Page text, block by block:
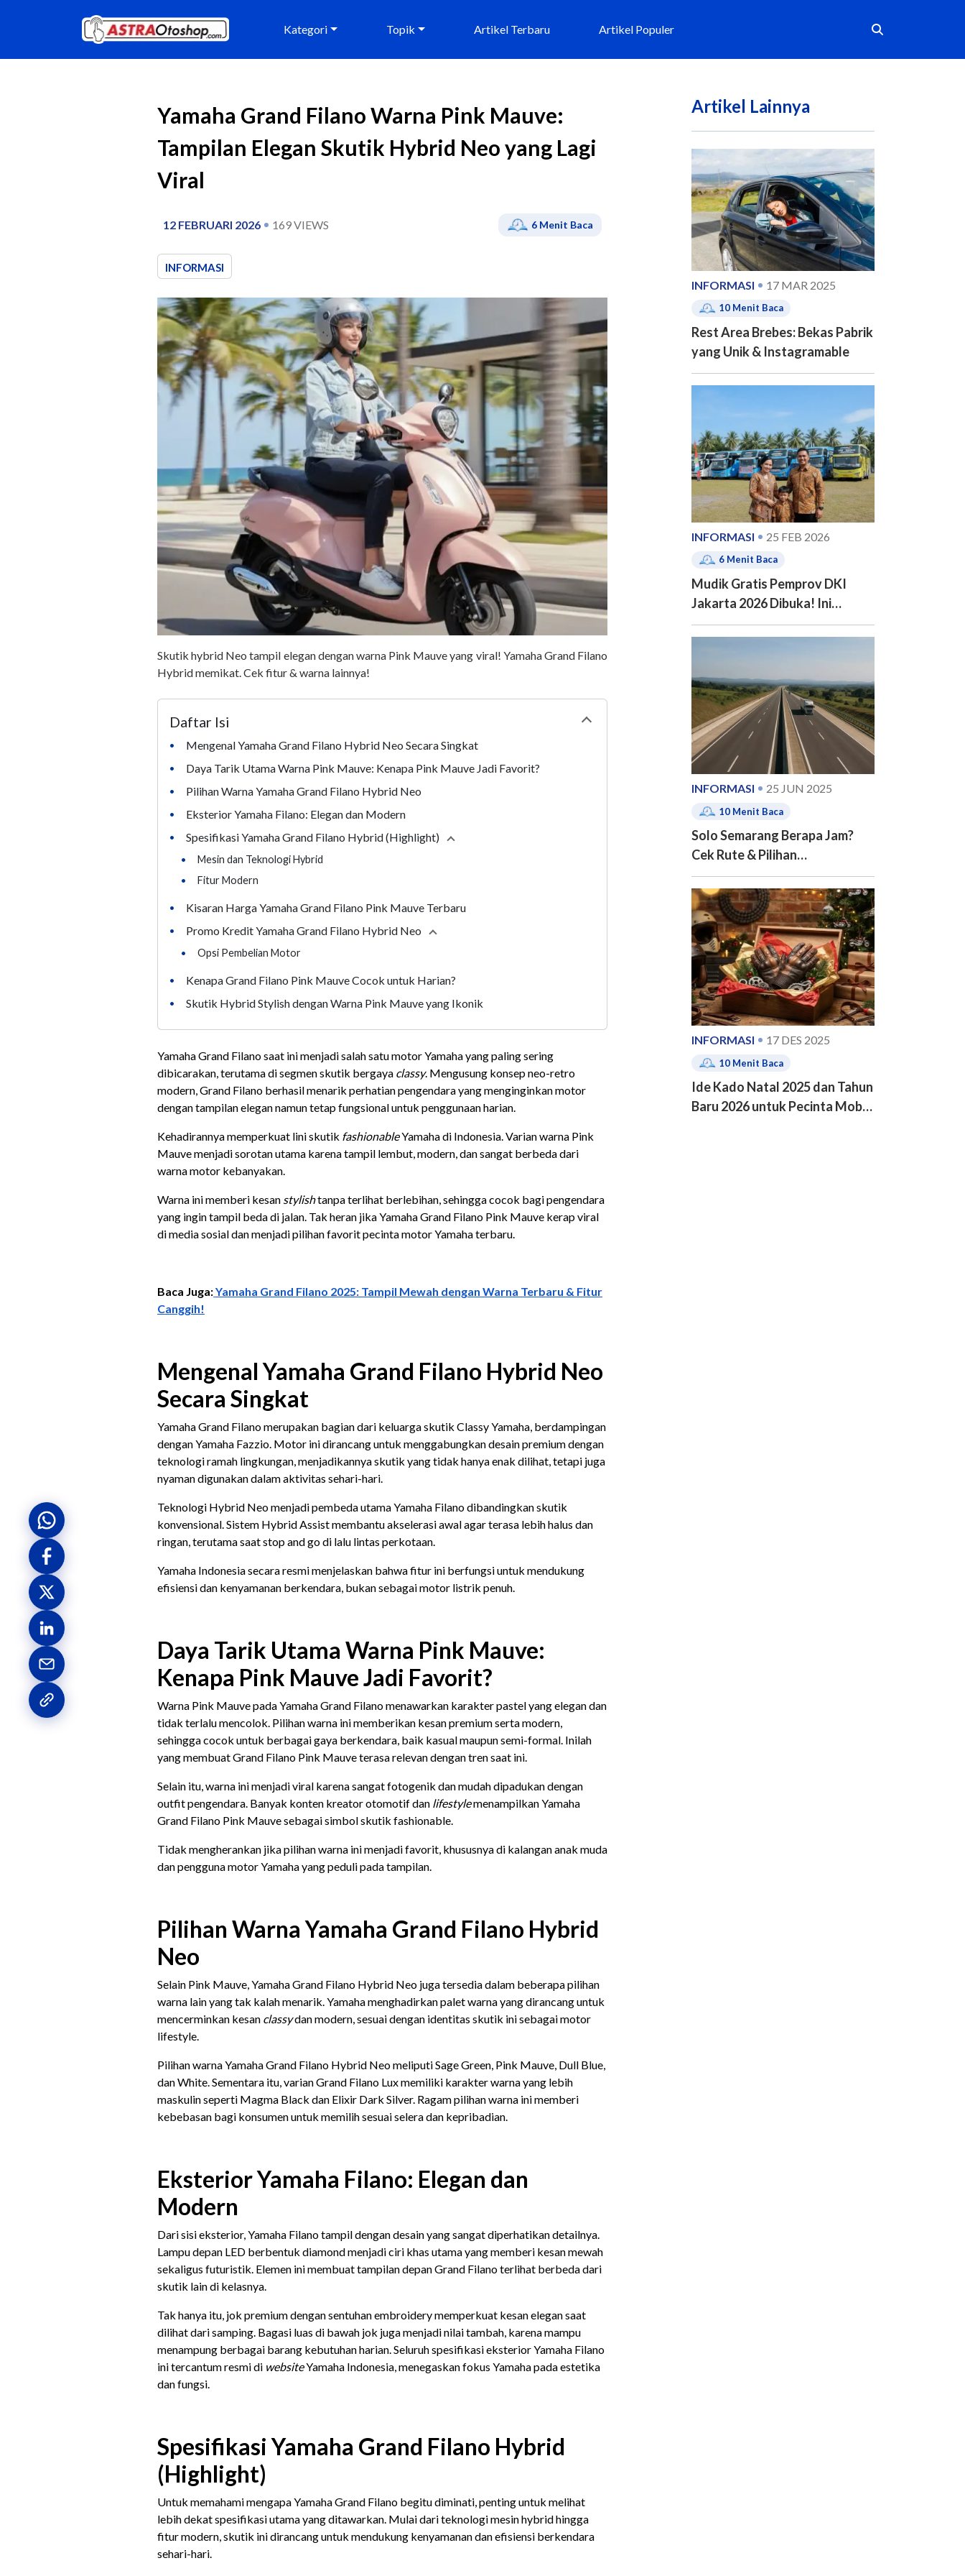
Kategori Topik Artikel Terbaru Artikel Populer
Yamaha Grand Filano Warna Pink Mauve:
Tampilan Elegan Skutik Hybrid Neo yang Lagi
Viral
12 FEBRUARI 2026 169VIEWS 6 Menit Baca
INFORMASI
Skutik hybrid Neo tampil elegan dengan warna Pink Mauve yang viral! Yamaha Grand Filano
Hybrid memikat. Cek fitur & warna lainnya!
Daftar Isi
table of contents
•
Mengenal Yamaha Grand Filano Hybrid Neo Secara Singkat
• Daya Tarik Utama Warna Pink Mauve: Kenapa Pink Mauve Jadi Favorit?
• Pilihan Warna Yamaha Grand Filano Hybrid Neo
• Eksterior Yamaha Filano: Elegan dan Modern
• Spesifikasi Yamaha Grand Filano Hybrid (Highlight) Collapse
•
Mesin dan Teknologi Hybrid
•
Fitur Modern
• Kisaran Harga Yamaha Grand Filano Pink Mauve Terbaru
• Promo Kredit Yamaha Grand Filano Hybrid Neo Collapse
•
Opsi Pembelian Motor
• Kenapa Grand Filano Pink Mauve Cocok untuk Harian?
• Skutik Hybrid Stylish dengan Warna Pink Mauve yang Ikonik
Yamaha Grand Filano saat ini menjadi salah satu motor Yamaha yang paling sering
dibicarakan, terutama di segmen skutik bergaya classy. Mengusung konsep neo-retro
modern, Grand Filano berhasil menarik perhatian pengendara yang menginginkan motor
dengan tampilan elegan namun tetap fungsional untuk penggunaan harian.
Kehadirannya memperkuat lini skutik fashionableYamaha di Indonesia. Varian warna Pink
Mauve menjadi sorotan utama karena tampil lembut, modern, dan sangat berbeda dari
warna motor kebanyakan.
Warna ini memberi kesan stylishtanpa terlihat berlebihan, sehingga cocok bagi pengendara
yang ingin tampil beda di jalan. Tak heran jika Yamaha Grand Filano Pink Mauve kerap viral
di media sosial dan menjadi pilihan favorit pecinta motor Yamaha terbaru.
Baca Juga:Yamaha Grand Filano 2025: Tampil Mewah dengan Warna Terbaru & Fitur
Canggih!
Mengenal Yamaha Grand Filano Hybrid Neo
Secara Singkat
Yamaha Grand Filano merupakan bagian dari keluarga skutik Classy Yamaha, berdampingan
dengan Yamaha Fazzio. Motor ini dirancang untuk menggabungkan desain premium dengan
teknologi ramah lingkungan, menjadikannya skutik yang tidak hanya enak dilihat, tetapi juga
nyaman digunakan dalam aktivitas sehari-hari.
Teknologi Hybrid Neo menjadi pembeda utama Yamaha Filano dibandingkan skutik
konvensional. Sistem Hybrid Assist membantu akselerasi awal agar terasa lebih halus dan
ringan, terutama saat stop and go di lalu lintas perkotaan.
Yamaha Indonesia secara resmi menjelaskan bahwa fitur ini berfungsi untuk mendukung
efisiensi dan kenyamanan berkendara, bukan sebagai motor listrik penuh.
Daya Tarik Utama Warna Pink Mauve:
Kenapa Pink Mauve Jadi Favorit?
Warna Pink Mauve pada Yamaha Grand Filano menawarkan karakter pastel yang elegan dan
tidak terlalu mencolok. Pilihan warna ini memberikan kesan premium serta modern,
sehingga cocok untuk berbagai gaya berkendara, baik kasual maupun semi-formal. Inilah
yang membuat Grand Filano Pink Mauve terasa relevan dengan tren saat ini.
Selain itu, warna ini menjadi viral karena sangat fotogenik dan mudah dipadukan dengan
outfit pengendara. Banyak konten kreator otomotif dan lifestylemenampilkan Yamaha
Grand Filano Pink Mauve sebagai simbol skutik fashionable.
Tidak mengherankan jika pilihan warna ini menjadi favorit, khususnya di kalangan anak muda
dan pengguna motor Yamaha yang peduli pada tampilan.
Pilihan Warna Yamaha Grand Filano Hybrid
Neo
Selain Pink Mauve, Yamaha Grand Filano Hybrid Neo juga tersedia dalam beberapa pilihan
warna lain yang tak kalah menarik. Yamaha menghadirkan palet warna yang dirancang untuk
mencerminkan kesan classydan modern, sesuai dengan identitas skutik ini sebagai motor
lifestyle.
Pilihan warna Yamaha Grand Filano Hybrid Neo meliputi Sage Green, Pink Mauve, Dull Blue,
dan White. Sementara itu, varian Grand Filano Lux memiliki karakter warna yang lebih
maskulin seperti Magma Black dan Elixir Dark Silver. Ragam pilihan warna ini memberi
kebebasan bagi konsumen untuk memilih sesuai selera dan kepribadian.
Eksterior Yamaha Filano: Elegan dan
Modern
Dari sisi eksterior, Yamaha Filano tampil dengan desain yang sangat diperhatikan detailnya.
Lampu depan LED berbentuk diamond menjadi ciri khas utama yang memberi kesan mewah
sekaligus futuristik. Elemen ini membuat tampilan depan Grand Filano terlihat berbeda dari
skutik lain di kelasnya.
Tak hanya itu, jok premium dengan sentuhan embroidery memperkuat kesan elegan saat
dilihat dari samping. Bagasi luas di bawah jok juga menjadi nilai tambah, karena mampu
menampung berbagai barang kebutuhan harian. Seluruh spesifikasi eksterior Yamaha Filano
ini tercantum resmi di websiteYamaha Indonesia, menegaskan fokus Yamaha pada estetika
dan fungsi.
Spesifikasi Yamaha Grand Filano Hybrid
(Highlight)
Untuk memahami mengapa Yamaha Grand Filano begitu diminati, penting untuk melihat
lebih dekat spesifikasi utama yang ditawarkan. Mulai dari teknologi mesin hybrid hingga
fitur modern, skutik ini dirancang untuk mendukung kenyamanan dan efisiensi berkendara
sehari-hari.
Artikel Lainnya
INFORMASI 17 MAR 2025
10 Menit Baca
Rest Area Brebes: Bekas Pabrik
yang Unik & Instagramable
INFORMASI 25 FEB 2026
6 Menit Baca
Mudik Gratis Pemprov DKI
Jakarta 2026 Dibuka! Ini
Jadwal, 20 Kota Tujuan dan
Cara Pendaftarannya
INFORMASI 25 JUN 2025
10 Menit Baca
Solo Semarang Berapa Jam?
Cek Rute & Pilihan
Transportasinya
INFORMASI 17 DES 2025
10 Menit Baca
Ide Kado Natal 2025 dan Tahun
Baru 2026 untuk Pecinta Mobil